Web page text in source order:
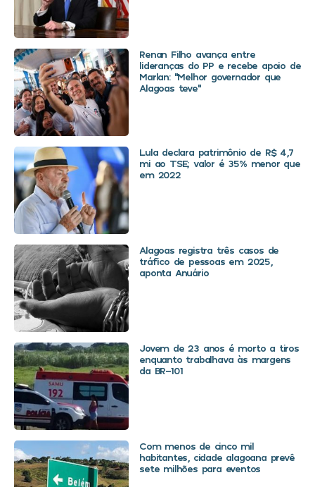
Renan Filho avança entre
lideranças do PP e recebe apoio de
Marlan: “Melhor governador que
Alagoas teve”
Lula declara patrimônio de R$ 4,7
mi ao TSE; valor é 35% menor que
em 2022
Alagoas registra três casos de
tráfico de pessoas em 2025,
aponta Anuário
Jovem de 23 anos é morto a tiros
enquanto trabalhava às margens
da BR-101
Com menos de cinco mil
habitantes, cidade alagoana prevê
sete milhões para eventos